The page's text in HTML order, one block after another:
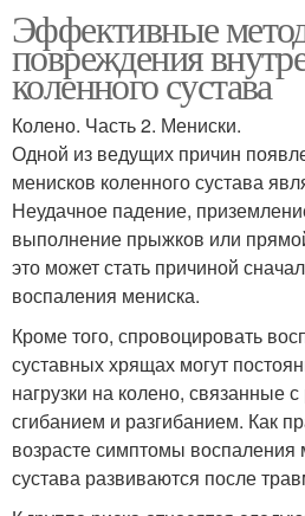
Эффективные
повреждения
коленного сустава
Колено. Часть 2. Мениски.
Одной из ведущих причин
менисков коленного сустава
Неудачное падение,
выполнение прыжков или
это может стать причиной
воспаления мениска.
Кроме того, спровоцировать
суставных хрящах могут
нагрузки на колено, связанные
сгибанием и разгибанием. Как
возрасте симптомы воспаления
сустава развиваются после